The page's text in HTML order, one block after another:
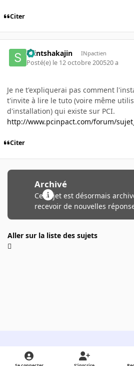
Citer
saintshakajin INpactien
Posté(e) le 12 octobre 200520 a
Je ne t'expliquerai pas comment
t'invite à lire le tuto (voire même
d'installation) qui existe sur PCI.
http://www.pcinpact.com/forum/
Citer
Archivé
Ce sujet est désormais
recevoir de nouvelles
Aller sur la liste des sujets
Light ModeDark ModeSystem Preference